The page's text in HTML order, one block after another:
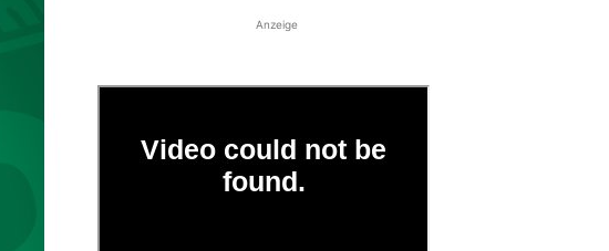
Anzeige